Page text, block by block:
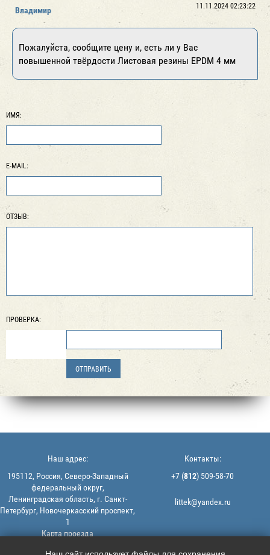
Владимир 11.11.2024 02:23:22
Пожалуйста, сообщите цену и, есть ли у Вас
повышенной твёрдости Листовая резины EPDM 4 мм
ИМЯ:
E-MAIL:
ОТЗЫВ:
ПРОВЕРКА:
© 2013-2026 | ООО "ЛИТТЕК" -
Наш адрес:
195112, Россия, Северо-Западный
федеральный округ,
Ленинградская область, г. Санкт-
Петербург, Новочеркасский проспект,
1
Карта проезда
Контакты:
+7 (812) 509-58-70
littek@yandex.ru
Мы в соцсетях: